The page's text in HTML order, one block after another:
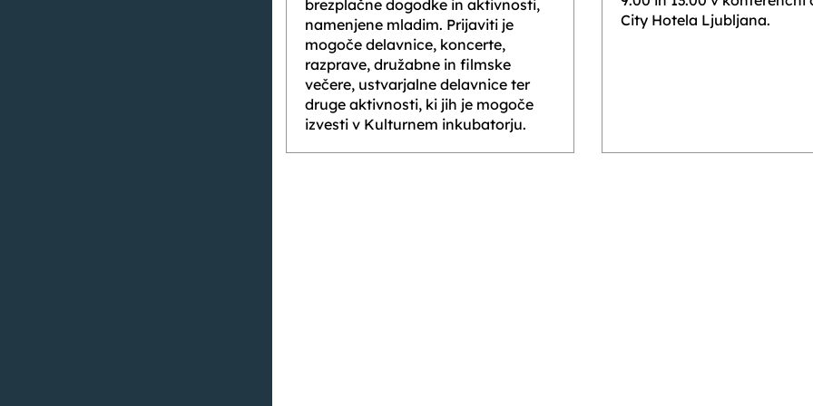
brezplačne dogodke in aktivnosti,
namenjene mladim. Prijaviti je
mogoče delavnice, koncerte,
razprave, družabne in filmske
večere, ustvarjalne delavnice ter
druge aktivnosti, ki jih je mogoče
izvesti v Kulturnem inkubatorju.
City Hotela Ljubljana.